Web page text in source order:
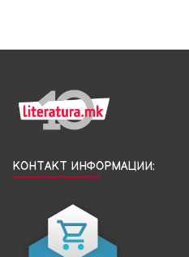
КОНТАКТ ИНФОРМАЦИИ: